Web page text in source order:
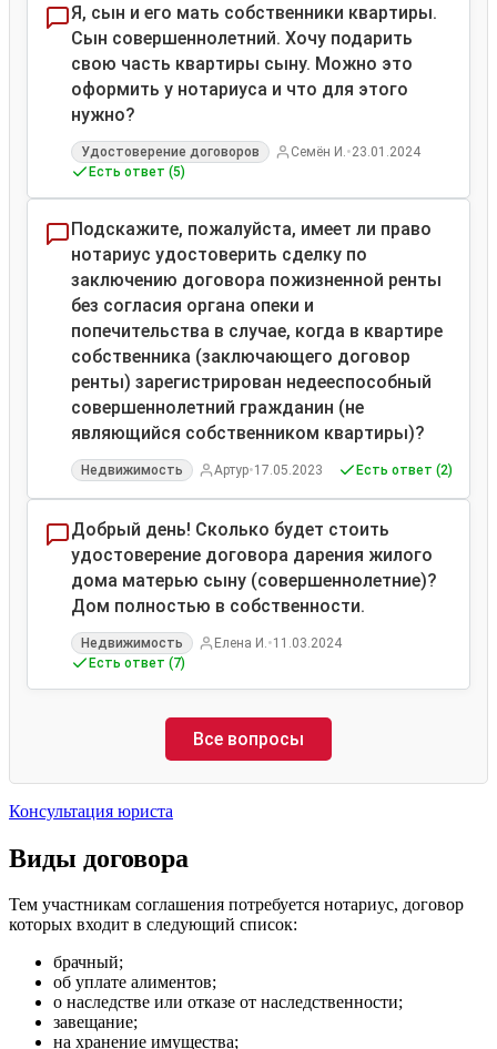
Я, сын и его мать собственники квартиры.
Сын совершеннолетний. Хочу подарить
свою часть квартиры сыну. Можно это
оформить у нотариуса и что для этого
нужно?
Удостоверение договоров Семён И. •23.01.2024
Есть ответ (5)
Подскажите, пожалуйста, имеет ли право
нотариус удостоверить сделку по
заключению договора пожизненной ренты
без согласия органа опеки и
попечительства в случае, когда в квартире
собственника (заключающего договор
ренты) зарегистрирован недееспособный
совершеннолетний гражданин (не
являющийся собственником квартиры)?
Недвижимость Артур•17.05.2023 Есть ответ (2)
Добрый день! Сколько будет стоить
удостоверение договора дарения жилого
дома матерью сыну (совершеннолетние)?
Дом полностью в собственности.
Недвижимость Елена И. •11.03.2024
Есть ответ (7)
Все вопросы
Консультация юриста
Виды договора
Тем участникам соглашения потребуется нотариус, договор
которых входит в следующий список:
брачный;
об уплате алиментов;
о наследстве или отказе от наследственности;
завещание;
на хранение имущества;